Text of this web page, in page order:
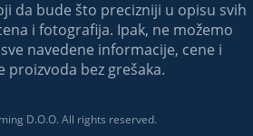
da bude što precizniji u opisu svih
i fotografija. Ipak, ne možemo
navedene informacije, cene i
proizvoda bez grešaka.
D.O.O. All rights reserved.